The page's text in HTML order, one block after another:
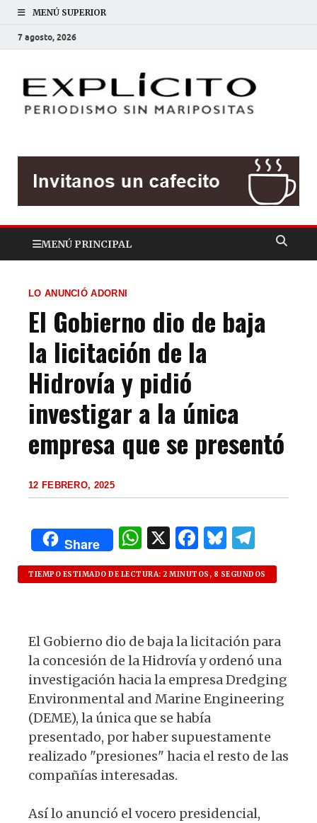
MENÚ SUPERIOR
7 agosto, 2026
MENÚ PRINCIPAL
LO ANUNCIÓ ADORNI
El Gobierno dio de baja
la licitación de la
Hidrovía y pidió
investigar a la única
empresa que se presentó
12 FEBRERO, 2025
Share
W
h
at
A
p
p
X F
a
c
b
o
o
k
B
lu
es
y
el
e
m
TIEMPO ESTIMADO DE LECTURA: 2 MINUTOS, 8 SEGUNDOS
El Gobierno dio de baja la licitación para
la concesión de la Hidrovía y ordenó una
investigación hacia la empresa Dredging
Environmental and Marine Engineering
(DEME), la única que se había
presentado, por haber supuestamente
realizado "presiones" hacia el resto de las
compañías interesadas.
Así lo anunció el vocero presidencial,